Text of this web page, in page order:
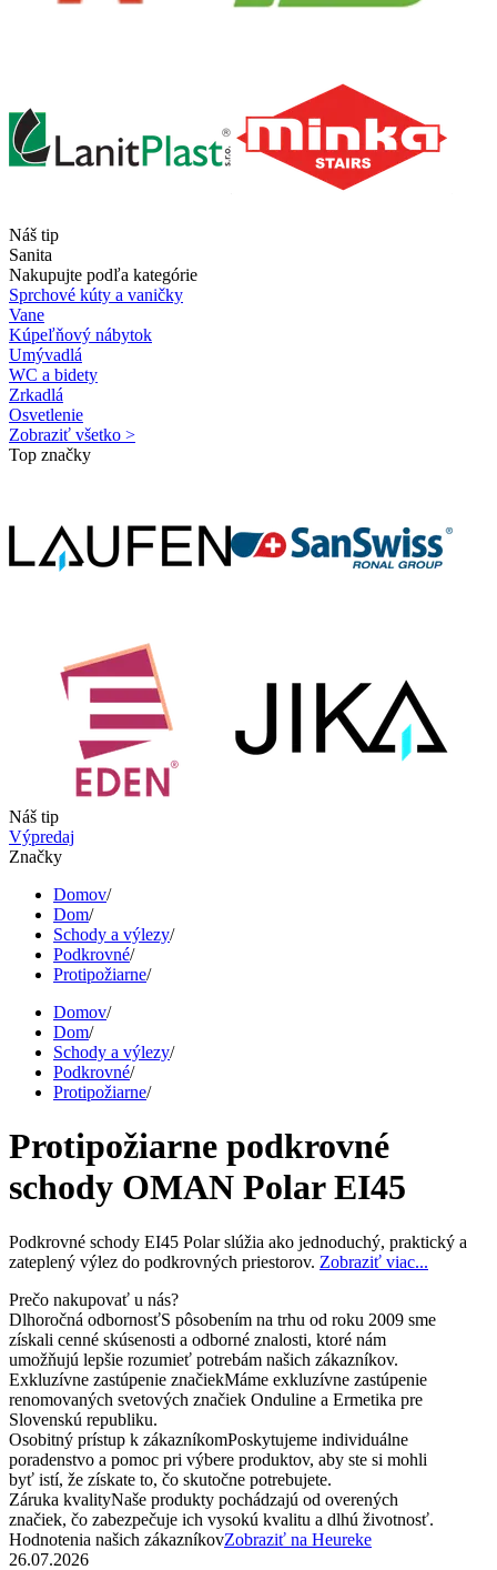
Náš tip
Sanita
Nakupujte podľa kategórie
Sprchové kúty a vaničky
Vane
Kúpeľňový nábytok
Umývadlá
WC a bidety
Zrkadlá
Osvetlenie
Zobraziť všetko >
Top značky
Náš tip
Výpredaj
Značky
Domov/
Dom/
Schody a výlezy/
Podkrovné/
Protipožiarne/
Domov/
Dom/
Schody a výlezy/
Podkrovné/
Protipožiarne/
Protipožiarne podkrovné
schody OMAN Polar EI45
Podkrovné schody EI45 Polar slúžia ako jednoduchý, praktický a
zateplený výlez do podkrovných priestorov. Zobraziť viac...
Prečo nakupovať u nás?
Dlhoročná odbornosťS pôsobením na trhu od roku 2009 sme
získali cenné skúsenosti a odborné znalosti, ktoré nám
umožňujú lepšie rozumieť potrebám našich zákazníkov.
Exkluzívne zastúpenie značiekMáme exkluzívne zastúpenie
renomovaných svetových značiek Onduline a Ermetika pre
Slovenskú republiku.
Osobitný prístup k zákazníkomPoskytujeme individuálne
poradenstvo a pomoc pri výbere produktov, aby ste si mohli
byť istí, že získate to, čo skutočne potrebujete.
Záruka kvalityNaše produkty pochádzajú od overených
značiek, čo zabezpečuje ich vysokú kvalitu a dlhú životnosť.
Hodnotenia našich zákazníkovZobraziť na Heureke
26.07.2026